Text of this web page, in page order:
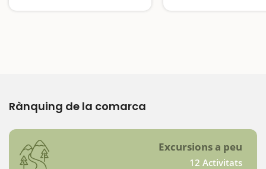
Rànquing de la comarca
Excursions a peu
12 Activitats